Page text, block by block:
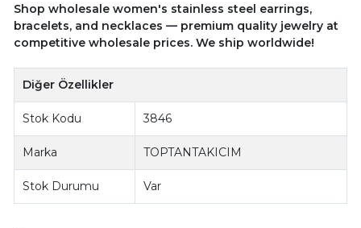
Shop wholesale women's stainless steel earrings,
bracelets, and necklaces — premium quality jewelry at
competitive wholesale prices. We ship worldwide!
Diğer Özellikler
Stok Kodu 3846
Marka TOPTANTAKICIM
Stok Durumu Var